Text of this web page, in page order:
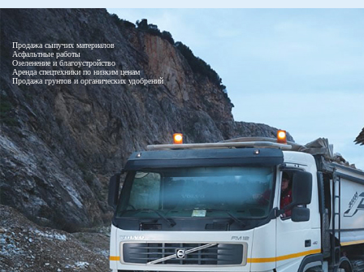
Продажа сыпучих материалов
Асфальтные работы
Озеленение и благоустройство
Аренда спецтехники по низким ценам
Продажа грунтов и органических удобрений